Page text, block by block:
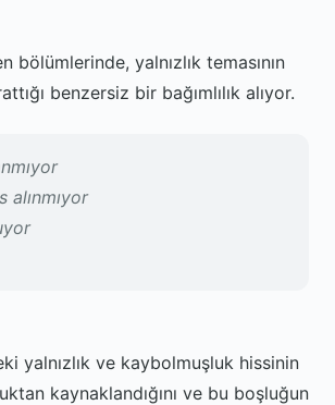
bölümlerinde, yalnızlık temasının
benzersiz bir bağımlılık alıyor.
alınmıyor
yalnızlık ve kaybolmuşluk hissinin
kaynaklandığını ve bu boşluğun